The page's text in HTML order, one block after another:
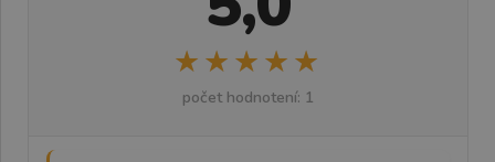
★★★★★
★★★★★
počet hodnotení: 1